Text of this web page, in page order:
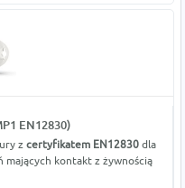
EN12830)
z certyfikatem EN12830 dla
mających kontakt z żywnością